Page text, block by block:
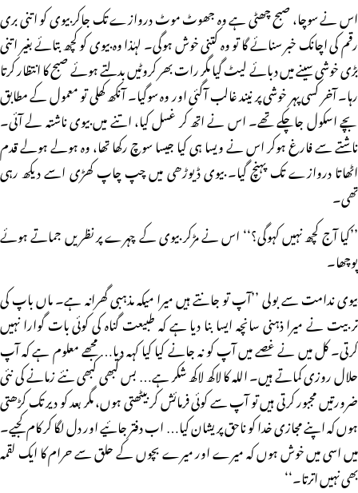
اس نے سوچا، صبح چھٹی ہے وہ جھوٹ موٹ دروازے تک جاکر بیوی کو اتنی بری
رقم کی اچانک خبر سنائے گا تو وہ کتنی خوش ہوگی۔ لہٰذا وہ بیوی کو کچھ بتائے بغیر اتنی
بڑی خوشی سینے میں دبائے لیٹ گیا مگر رات بھر کروٹیں بدلتے ہوئے صبح کا انتظار کرتا
رہا۔ آخر کسی پہر خوشی پر نیند غالب آگئی اور وہ سوگیا۔ آنکھ کھلی تو معمول کے مطابق
بچے اسکول جاچکے تھے۔ اس نے اتھ کر غسل کیا، اتنے میں بیوی ناشتہ لے آئی۔
ناشتے سے فارغ ہوکر اس نے ویسا ہی کیا جیسا سوچ رکھا تھا، وہ ہولے ہولے قدم
اٹھاتا دروازے تک پہنچ گیا۔ بیوی ڈیوڑھی میں چپ چاپ کھڑی اسے دیکھ رہی
تھی۔
’’کیا آج کچھ نہیں کہوگی؟‘‘ اس نے مڑکر بیوی کے چہرے پر نظریں جماتے ہوئے
پوچھا۔
بیوی ندامت سے بولی ’’آپ تو جانتے ہیں میرا میکہ مذہبی گھرانہ ہے۔ ماں باپ کی
تربیت نے میرا ذہنی سانچہ ایسا بنا دیا ہے کہ طبیعت گناہ کی کوئی بات گوارا نہیں
کرتی۔ کل میں نے غصے میں آپ کو نہ جانے کیا کیا کہہ دیا… مجھے معلوم ہے کہ آپ
حلال روزی کماتے ہیں۔ اللہ کا لاکھ لاکھ شکر ہے… بس کبھی کبھی نئے زمانے کی نئی
ضرورتیں مجبور کرتی ہیں تو آپ سے کوئی فرمائش کر بیٹھتی ہوں، مگر بعد کو دیر تک کڑھتی
ہوں کہ اپنے مجازی خدا کو ناحق پریشان کیا… اب دفتر جائیے اور دل لگا کر کام کجیے۔
میں اسی میں خوش ہوں کہ میرے اور میرے بچوں کے حلق سے حرام کا ایک لقمہ
بھی نہیں اترتا۔‘‘